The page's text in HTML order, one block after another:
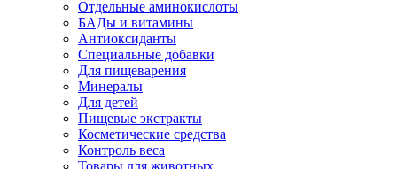
Отдельные аминокислоты
БАДы и витамины
Антиоксиданты
Специальные добавки
Для пищеварения
Минералы
Для детей
Пищевые экстракты
Косметические средства
Контроль веса
Товары для животных